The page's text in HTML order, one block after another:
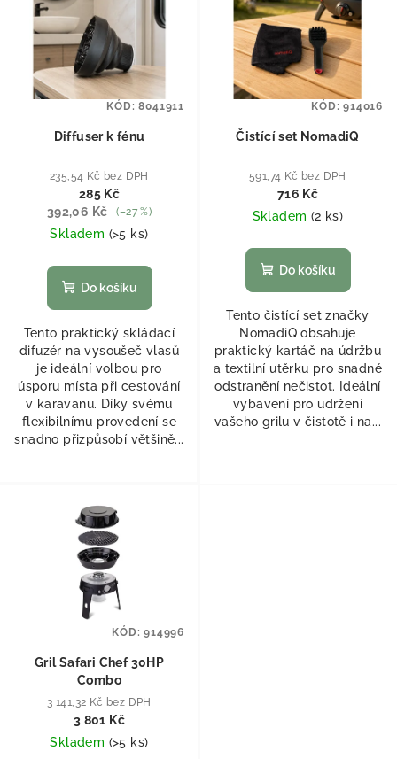
Diffuser k fénu
235,54 Kč bez DPH
285 Kč
392,06 Kč
(–27 %)
Skladem (>5 ks)
Do košíku
Tento praktický skládací
difuzér na vysoušeč vlasů
je ideální volbou pro
úsporu místa při cestování
v karavanu. Díky svému
flexibilnímu provedení se
snadno přizpůsobí většině...
KÓD:8041911
Čistící set NomadiQ
591,74 Kč bez DPH
716 Kč
Skladem (2 ks)
Do košíku
Tento čistící set značky
NomadiQ obsahuje
praktický kartáč na údržbu
a textilní utěrku pro snadné
odstranění nečistot. Ideální
vybavení pro udržení
vašeho grilu v čistotě i na...
KÓD:914016
Gril Safari Chef 30HP
Combo
3 141,32 Kč bez DPH
3 801 Kč
Skladem (>5 ks)
KÓD:914996